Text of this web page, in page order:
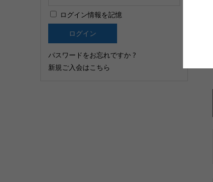
ログイン情報を記憶
パスワードをお忘れですか ?
新規ご入会はこちら